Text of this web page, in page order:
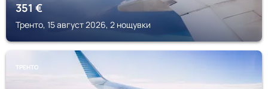
351€
Тренто, 15 август 2026, 2 нощувки
ТРЕНТО